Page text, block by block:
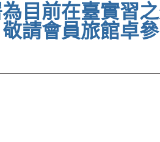
目前在臺實習
請會員旅館卓